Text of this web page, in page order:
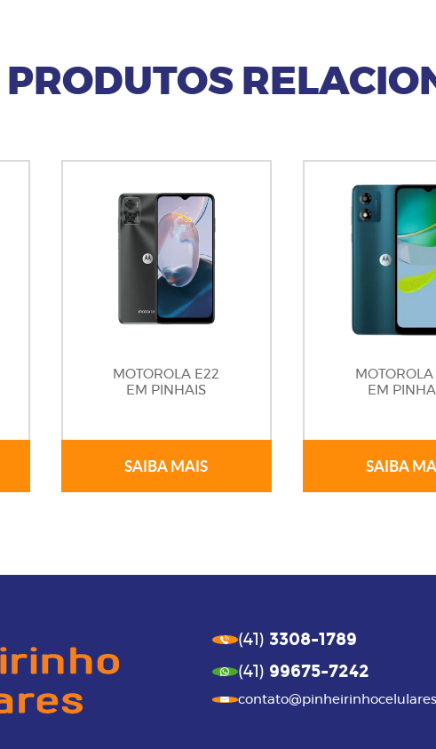
PRODUTOS
MOTOROLA E22
EM PINHAIS
SAIBA MAIS
MOTOROLA
EM
SAIBA
(41) 3308-1789
(41) 99675-7242